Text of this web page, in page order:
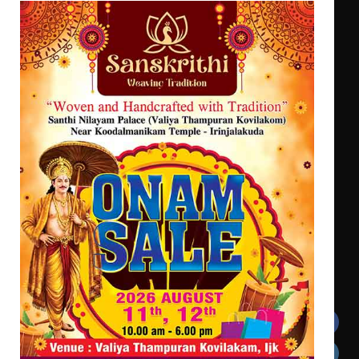
ട്യുണീഷ്യൻ ചിത്രം ” ദി വോയിസ്
ഓഫ് ഹിന്ദ് റജബ് ” ഇരിങ്ങാലക്കുട
ഫിലിം സൊസൈറ്റി ആഗസ്റ്റ് 7
വെള്ളിയാഴ്ച സ്‌ക്രീൻ ചെയ്യുന്നു
സെന്റ് ജോസഫ്സ് കോളജ്
കോമേഴ്‌സ് അസോസിയേഷന്
തുടക്കമായി
Get In Touch
Twitter Facebook
LinkedIn Instagram